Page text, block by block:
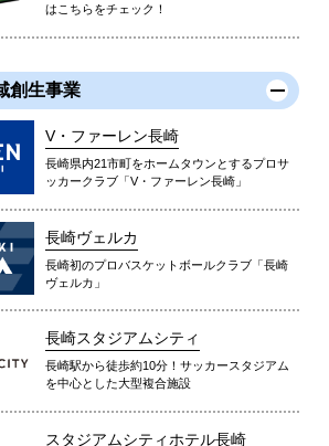
はこちらをチェック！
創生事業
V・ファーレン長崎
長崎県内21市町をホームタウンとするプロサ
ッカークラブ「V・ファーレン長崎」
長崎ヴェルカ
長崎初のプロバスケットボールクラブ「長崎
ヴェルカ」
長崎スタジアムシティ
長崎駅から徒歩約10分！サッカースタジアム
を中心とした大型複合施設
スタジアムシティホテル長崎